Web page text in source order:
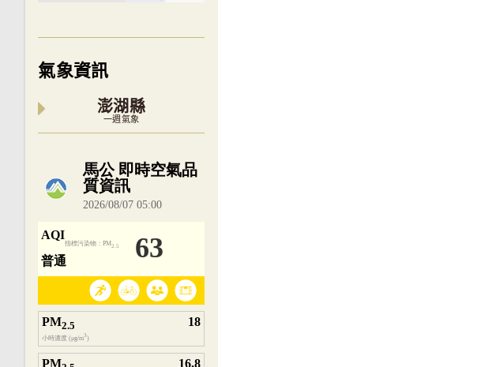
氣象資訊
澎湖縣
一週氣象
內嵌空氣品質小工具為視覺預覽，完整即時空氣品質資料請開啟